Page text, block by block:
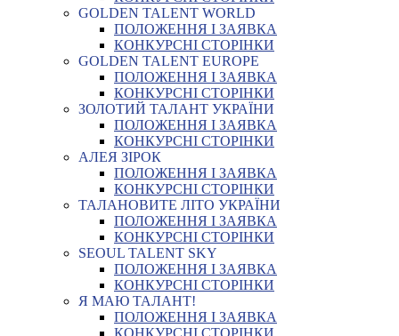
GOLDEN TALENT WORLD
ПОЛОЖЕННЯ І ЗАЯВКА
КОНКУРСНІ СТОРІНКИ
GOLDEN TALENT EUROPE
ПОЛОЖЕННЯ І ЗАЯВКА
КОНКУРСНІ СТОРІНКИ
ЗОЛОТИЙ ТАЛАНТ УКРАЇНИ
ПОЛОЖЕННЯ І ЗАЯВКА
КОНКУРСНІ СТОРІНКИ
АЛЕЯ ЗІРОК
ПОЛОЖЕННЯ І ЗАЯВКА
КОНКУРСНІ СТОРІНКИ
ТАЛАНОВИТЕ ЛІТО УКРАЇНИ
ПОЛОЖЕННЯ І ЗАЯВКА
КОНКУРСНІ СТОРІНКИ
SEOUL TALENT SKY
ПОЛОЖЕННЯ І ЗАЯВКА
КОНКУРСНІ СТОРІНКИ
Я МАЮ ТАЛАНТ!
ПОЛОЖЕННЯ І ЗАЯВКА
КОНКУРСНІ СТОРІНКИ